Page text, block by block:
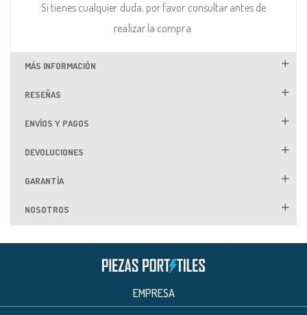
Si tienes cualquier duda, por favor consultar antes de
realizar la compra
MÁS INFORMACIÓN
RESEÑAS
ENVÍOS Y PAGOS
DEVOLUCIONES
GARANTÍA
NOSOTROS
EMPRESA